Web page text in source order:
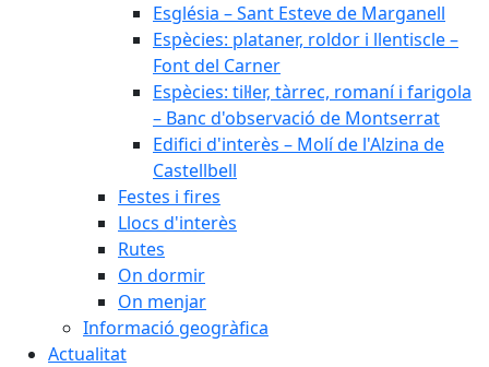
Església – Sant Esteve de Marganell
Espècies: plataner, roldor i llentiscle –
Font del Carner
Espècies: til·ler, tàrrec, romaní i farigola
– Banc d'observació de Montserrat
Edifici d'interès – Molí de l'Alzina de
Castellbell
Festes i fires
Llocs d'interès
Rutes
On dormir
On menjar
Informació geogràfica
Actualitat